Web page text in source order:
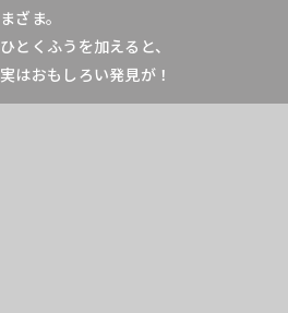
まざま。
ひとくふうを加えると、
実はおもしろい発見が！